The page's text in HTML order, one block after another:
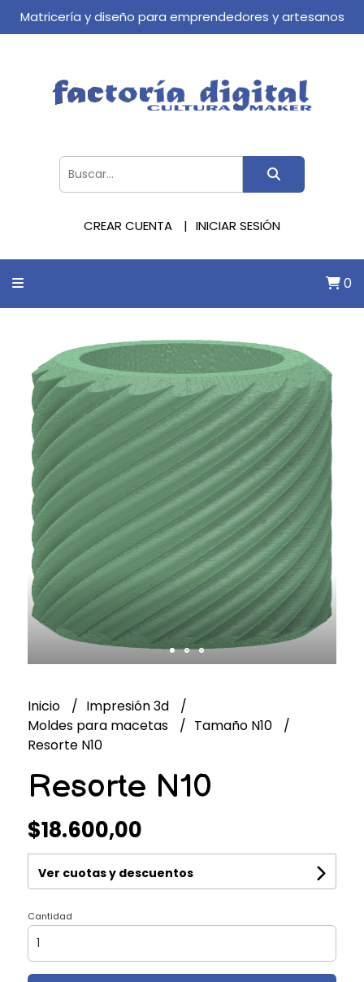
Matricería y diseño para emprendedores y artesanos
CREAR CUENTA INICIAR SESIÓN
0
Inicio
Impresión 3d
Moldes para macetas
Tamaño N10
Resorte N10
Resorte N10
$18.600,00
Ver cuotas y descuentos
Cantidad